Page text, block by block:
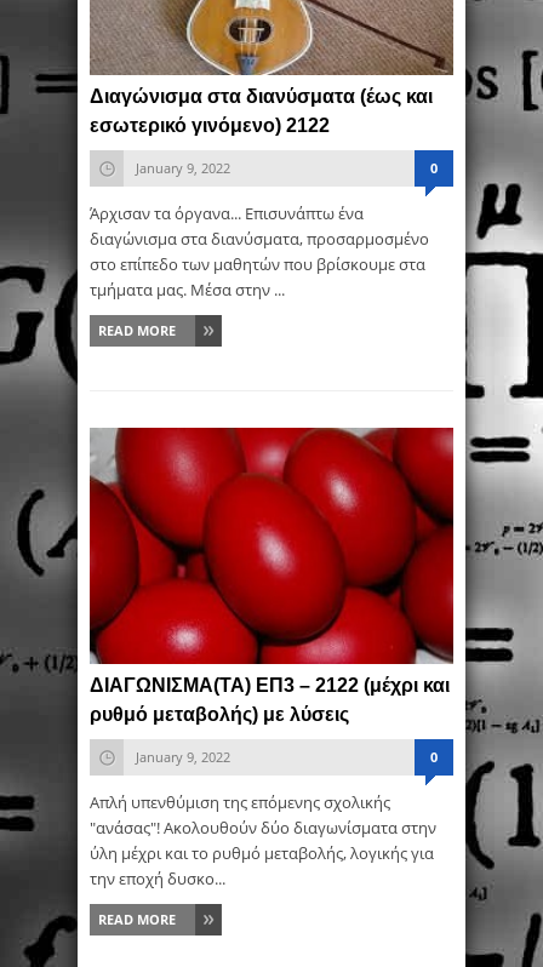
Διαγώνισμα στα διανύσματα (έως και
εσωτερικό γινόμενο) 2122
January 9, 2022 0
Άρχισαν τα όργανα... Επισυνάπτω ένα
διαγώνισμα στα διανύσματα, προσαρμοσμένο
στο επίπεδο των μαθητών που βρίσκουμε στα
τμήματα μας. Μέσα στην ...
READ MORE
ΔΙΑΓΩΝΙΣΜΑ(ΤΑ) ΕΠ3 – 2122 (μέχρι και
ρυθμό μεταβολής) με λύσεις
January 9, 2022 0
Απλή υπενθύμιση της επόμενης σχολικής
"ανάσας"! Ακολουθούν δύο διαγωνίσματα στην
ύλη μέχρι και το ρυθμό μεταβολής, λογικής για
την εποχή δυσκο...
READ MORE